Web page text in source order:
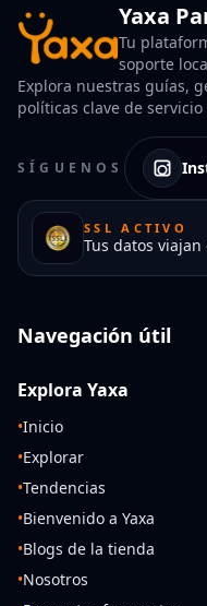
Yaxa
Tu
soporte
Explora nuestras guías,
políticas clave de
SÍGUENOS
SSL ACTIVO
Tus datos viajan
Navegación útil
Explora Yaxa
•Inicio
•Explorar
•Tendencias
•Bienvenido a Yaxa
•Blogs de la tienda
•Nosotros